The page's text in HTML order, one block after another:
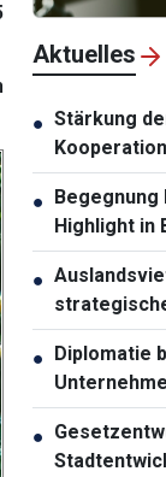
Aktuelles
● Stärkung
und
●
Highlight in
zwischen
●
● Diplomatie
●